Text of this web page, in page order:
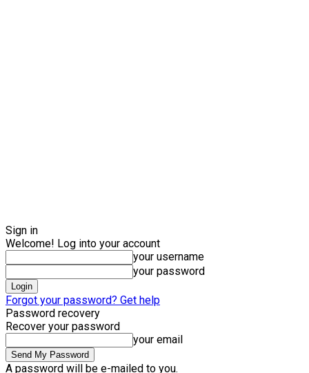
Sign in
Welcome! Log into your account
your username
your password
Forgot your password? Get help
Password recovery
Recover your password
your email
A password will be e-mailed to you.